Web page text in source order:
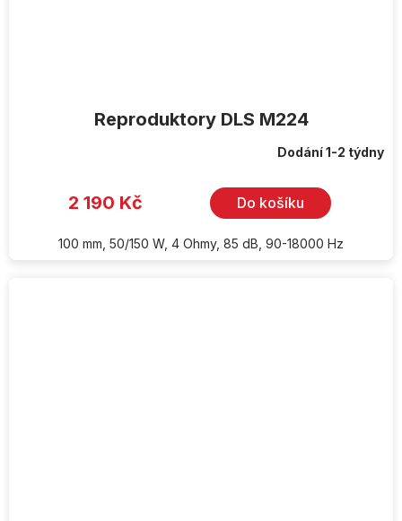
Reproduktory DLS M224
Dodání 1-2 týdny
2 190 Kč Do košíku
100 mm, 50/150 W, 4 Ohmy, 85 dB, 90-18000 Hz